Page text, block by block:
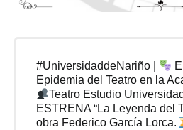
#UniversidaddeNariño |
Epidemia del Teatro en la
Teatro Estudio
ESTRENA “La Leyenda del
obra Federico García Lorca.